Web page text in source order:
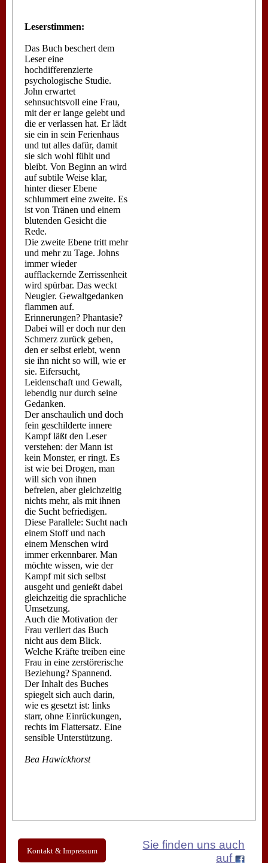
Leserstimmen:
Das Buch beschert dem
Leser eine
hochdifferenzierte
psychologische Studie.
John erwartet
sehnsuchtsvoll eine Frau,
mit der er lange gelebt und
die er verlassen hat. Er lädt
sie ein in sein Ferienhaus
und tut alles dafür, damit
sie sich wohl fühlt und
bleibt. Von Beginn an wird
auf subtile Weise klar,
hinter dieser Ebene
schlummert eine zweite. Es
ist von Tränen und einem
blutenden Gesicht die
Rede.
Die zweite Ebene tritt mehr
und mehr zu Tage. Johns
immer wieder
aufflackernde Zerrissenheit
wird spürbar. Das weckt
Neugier. Gewaltgedanken
flammen auf.
Erinnerungen? Phantasie?
Dabei will er doch nur den
Schmerz zurück geben,
den er selbst erlebt, wenn
sie ihn nicht so will, wie er
sie. Eifersucht,
Leidenschaft und Gewalt,
lebendig nur durch seine
Gedanken.
Der anschaulich und doch
fein geschilderte innere
Kampf läßt den Leser
verstehen: der Mann ist
kein Monster, er ringt. Es
ist wie bei Drogen, man
will sich von ihnen
befreien, aber gleichzeitig
nichts mehr, als mit ihnen
die Sucht befriedigen.
Diese Parallele: Sucht nach
einem Stoff und nach
einem Menschen wird
immer erkennbarer. Man
möchte wissen, wie der
Kampf mit sich selbst
ausgeht und genießt dabei
gleichzeitig die sprachliche
Umsetzung.
Auch die Motivation der
Frau verliert das Buch
nicht aus dem Blick.
Welche Kräfte treiben eine
Frau in eine zerstörerische
Beziehung? Spannend.
Der Inhalt des Buches
spiegelt sich auch darin,
wie es gesetzt ist: links
starr, ohne Einrückungen,
rechts im Flattersatz. Eine
sensible Unterstützung.
Bea Hawickhorst
Kontakt & Impressum
Sie finden uns auch
auf